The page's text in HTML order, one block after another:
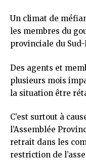
Un climat de
les membres du
provinciale du
Des agents et
plusieurs mois
la situation être
C’est surtout à
l’Assemblée
retrait dans les
restriction de